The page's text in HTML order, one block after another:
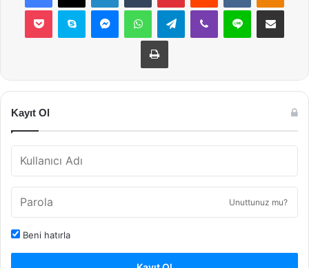
Pocket Skype MessengerWhatsAppTelegramViber Line E-Posta ile
Yazdır
Kayıt Ol
Unuttunuz mu?
Beni hatırla